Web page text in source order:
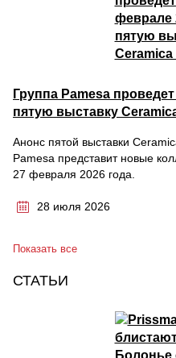
Группа Pamesa
пятую выставку
Анонс пятой выставки
Pamesa представит новые
27 февраля 2026 года.
28 июля 2026
Показать все
СТАТЬИ